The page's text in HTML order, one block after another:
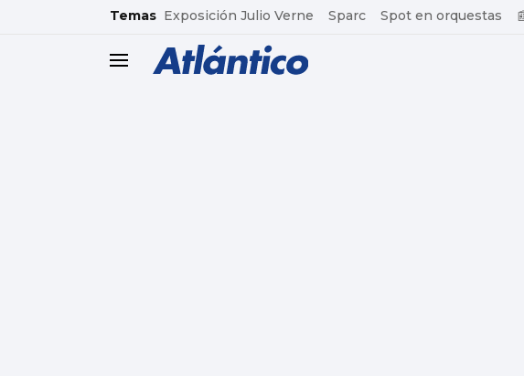
common.go-to-content
Temas Exposición Julio Verne Sparc Spot en orquestas
header.menu.open